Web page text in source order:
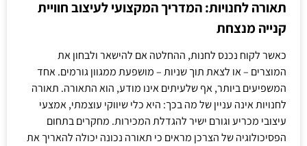
תאורה לחנויות: המדריך המקצועי לעיצוב חוויית
קנייה מנצחת
כאשר לקוח נכנס לחנות, ההחלטה אם להישאר ולבחון את
המוצרים – או לצאת תוך שניות – מושפעת ממגוון גורמים. אחד
המשפיעים ביותר, אף שלעיתים אינו מודע, הוא התאורה. תאורה
לחנויות אינה עניין של מה בכך: היא כלי שיווקי עוצמתי, אמצעי
עיצובי מכריע וגורם ישיר להגדלת המכירות. מחקרים בתחום
הפסיכולוגיה של הצרכן מראים כי תאורה נכונה יכולה להאריך את